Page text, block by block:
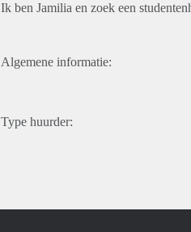
Ik ben Jamilia en zoek een
Algemene informatie:
Type huurder: